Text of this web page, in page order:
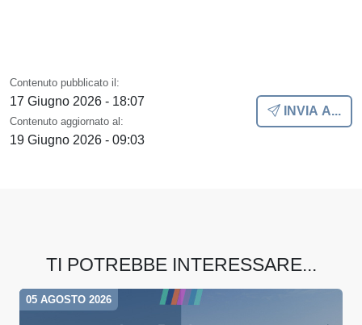
Contenuto pubblicato il:
17 Giugno 2026 - 18:07
Contenuto aggiornato al:
19 Giugno 2026 - 09:03
INVIA A...
TI POTREBBE INTERESSARE...
05 AGOSTO 2026